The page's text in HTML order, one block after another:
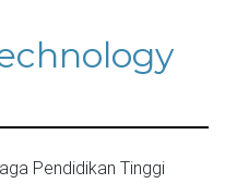
Pendidikan Tinggi